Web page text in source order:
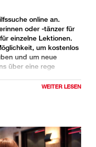
online an.
oder -tänzer für
einzelne Lektionen.
um kostenlos
und um neue
über eine rege
WEITER LESEN